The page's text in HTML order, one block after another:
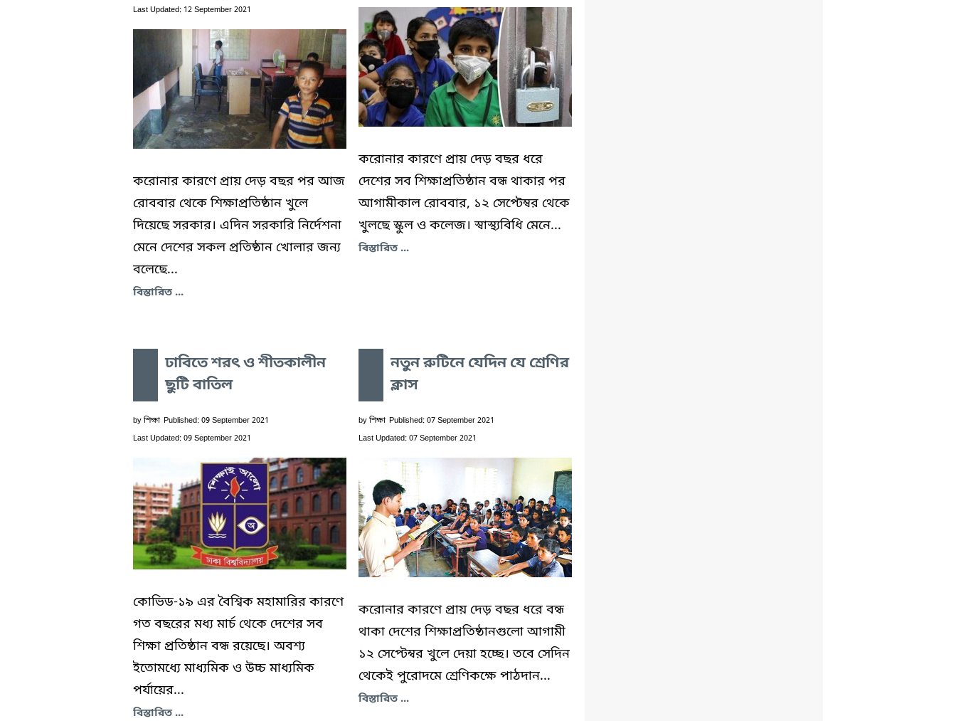
Last Updated: 12 September 2021
করোনার কারণে প্রায় দেড় বছর পর আজ
রোববার থেকে শিক্ষাপ্রতিষ্ঠান খুলে
দিয়েছে সরকার। এদিন সরকারি নির্দেশনা
মেনে দেশের সকল প্রতিষ্ঠান খোলার জন্য
বলেছে...
বিস্তারিত ...
করোনার কারণে প্রায় দেড় বছর ধরে
দেশের সব শিক্ষাপ্রতিষ্ঠান বন্ধ থাকার পর
আগামীকাল রোববার, ১২ সেপ্টেম্বর থেকে
খুলছে স্কুল ও কলেজ। স্বাস্থ্যবিধি মেনে...
বিস্তারিত ...
ঢাবিতে শরৎ ও শীতকালীন
ছুটি বাতিল
by শিক্ষা Published: 09 September 2021
Last Updated: 09 September 2021
কোভিড-১৯ এর বৈশ্বিক মহামারির কারণে
গত বছরের মধ্য মার্চ থেকে দেশের সব
শিক্ষা প্রতিষ্ঠান বন্ধ রয়েছে। অবশ্য
ইতোমধ্যে মাধ্যমিক ও উচ্চ মাধ্যমিক
পর্যায়ের...
বিস্তারিত ...
নতুন রুটিনে যেদিন যে শ্রেণির
ক্লাস
by শিক্ষা Published: 07 September 2021
Last Updated: 07 September 2021
করোনার কারণে প্রায় দেড় বছর ধরে বন্ধ
থাকা দেশের শিক্ষাপ্রতিষ্ঠানগুলো আগামী
১২ সেপ্টেম্বর খুলে দেয়া হচ্ছে। তবে সেদিন
থেকেই পুরোদমে শ্রেণিকক্ষে পাঠদান...
বিস্তারিত ...